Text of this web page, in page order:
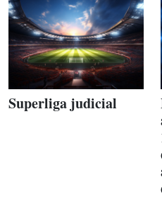
Superliga judicial